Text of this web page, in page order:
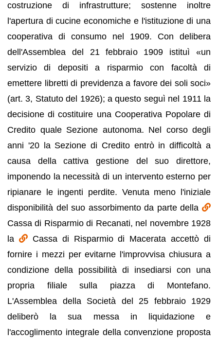
costruzione di infrastrutture; sostenne inoltre
l'apertura di cucine economiche e l'istituzione di una
cooperativa di consumo nel 1909. Con delibera
dell'Assemblea del 21 febbraio 1909 istituì «un
servizio di depositi a risparmio con facoltà di
emettere libretti di previdenza a favore dei soli soci»
(art. 3, Statuto del 1926); a questo seguì nel 1911 la
decisione di costituire una Cooperativa Popolare di
Credito quale Sezione autonoma. Nel corso degli
anni '20 la Sezione di Credito entrò in difficoltà a
causa della cattiva gestione del suo direttore,
imponendo la necessità di un intervento esterno per
ripianare le ingenti perdite. Venuta meno l'iniziale
disponibilità del suo assorbimento da parte della
Cassa di Risparmio di Recanati, nel novembre 1928
la
Cassa di Risparmio di Macerata accettò di
fornire i mezzi per evitarne l'improvvisa chiusura a
condizione della possibilità di insediarsi con una
propria filiale sulla piazza di Montefano.
L'Assemblea della Società del 25 febbraio 1929
deliberò la sua messa in liquidazione e
l'accoglimento integrale della convenzione proposta